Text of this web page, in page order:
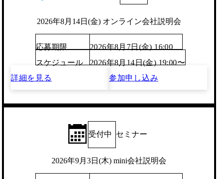
2026年8月14日(金) オンライン会社説明会
応募期限
2026年8月7日(金) 16:00
スケジュール
2026年8月14日(金) 19:00〜
詳細を見る
参加申し込み
受付中 セミナー
2026年9月3日(木) mini会社説明会